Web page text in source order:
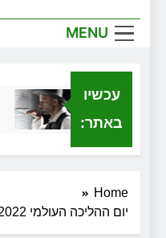
שירותי
זכויות
MENU
עכשיו
באתר:
בגירושין
Home
יום ההליכה העולמי 2022 ברחובות: צועדים ומתעדים